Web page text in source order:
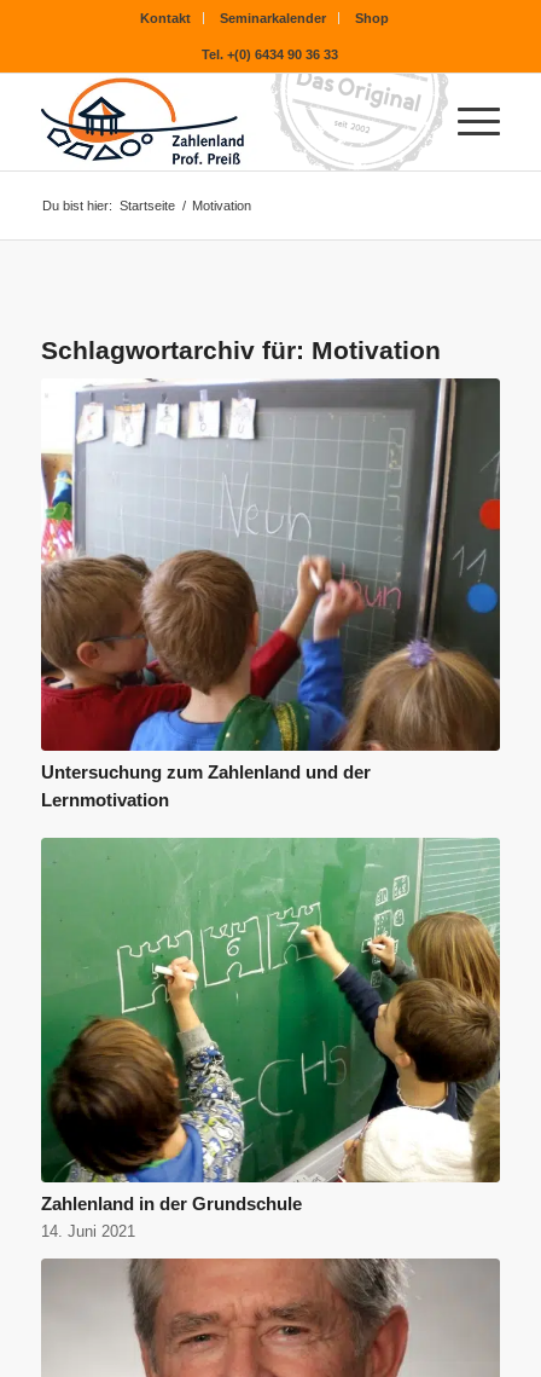
Kontakt Seminarkalender Shop
Tel. +(0) 6434 90 36 33
Du bist hier: Startseite / Motivation
Schlagwortarchiv für: Motivation
Untersuchung zum Zahlenland und der
Lernmotivation
Zahlenland in der Grundschule
14. Juni 2021